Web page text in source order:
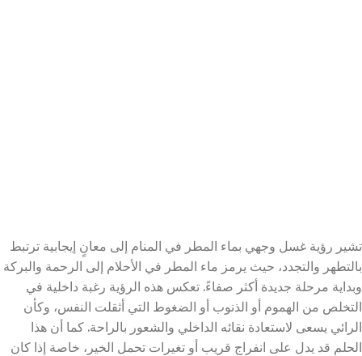
تشير رؤية غسل وجهي بماء المطر في المنام إلى معانٍ إيجابية ترتبط
بالتطهر والتجدد، حيث يرمز ماء المطر في الأحلام إلى الرحمة والبركة
وبداية مرحلة جديدة أكثر صفاءً. تعكس هذه الرؤية رغبة داخلية في
التخلص من الهموم أو الذنوب أو الضغوط التي أثقلت النفس، وكأن
الرائي يسعى لاستعادة نقائه الداخلي والشعور بالراحة. كما أن هذا
الحلم قد يدل على انفراج قريب أو تغيرات تحمل الخير، خاصة إذا كان